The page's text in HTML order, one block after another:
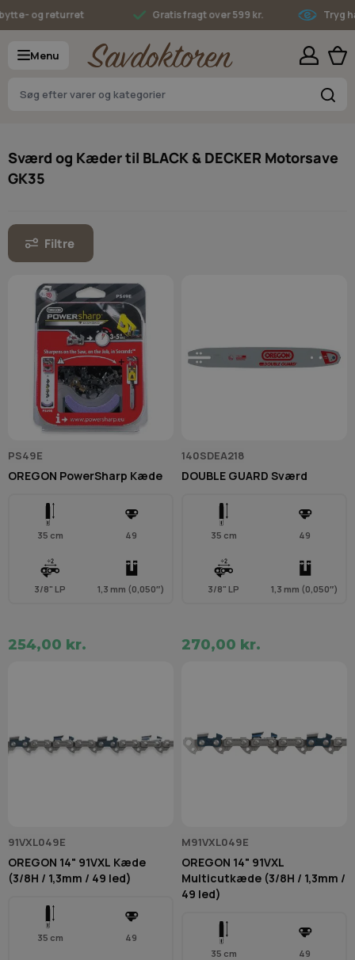
Skip to Content
og returret Gratis fragt over 599 kr. Tryg
Menu
Sværd og Kæder til BLACK & DECKER Motorsave
GK35
Filtre
PS49E
OREGON PowerSharp Kæde
35 cm 49
3/8" LP 1,3 mm (0,050″)
254,00 kr.
140SDEA218
DOUBLE GUARD Sværd
35 cm 49
3/8" LP 1,3 mm (0,050″)
270,00 kr.
91VXL049E
OREGON 14" 91VXL Kæde
(3/8H / 1,3mm / 49 led)
35 cm 49
M91VXL049E
OREGON 14" 91VXL
Multicutkæde (3/8H / 1,3mm /
49 led)
35 cm 49